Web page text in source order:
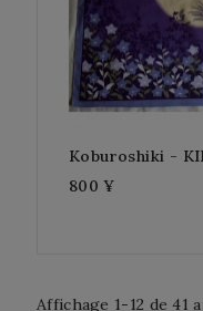
Koburoshiki -
800 ¥
Affichage 1-12 de 41